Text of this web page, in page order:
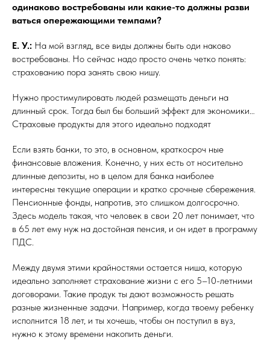
одинаково востребованы или какие-то должны разви
ваться опережающими темпами?
Е. У.: На мой взгляд, все виды должны быть оди наково
востребованы. Но сейчас надо просто очень четко понять:
страхованию пора занять свою нишу.
Нужно простимулировать людей размещать деньги на
длинный срок. Тогда был бы больший эффект для экономики…
Страховые продукты для этого идеально подходят
Если взять банки, то это, в основном, краткосроч ные
финансовые вложения. Конечно, у них есть от носительно
длинные депозиты, но в целом для банка наиболее
интересны текущие операции и кратко срочные сбережения.
Пенсионные фонды, напротив, это слишком долгосрочно.
Здесь модель такая, что человек в свои 20 лет понимает, что
в 65 лет ему нуж на достойная пенсия, и он идет в программу
ПДС.
Между двумя этими крайностями остается ниша, которую
идеально заполняет страхование жизни с его 5–10-летними
договорами. Такие продук ты дают возможность решать
разные жизненные задачи. Например, когда твоему ребенку
исполнится 18 лет, и ты хочешь, чтобы он поступил в вуз,
нужно к этому времени накопить деньги.